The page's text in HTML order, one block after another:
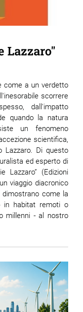
Lazzaro"
come a un verdetto
scorrere
dall'impatto
quando la natura
un fenomeno
scientifica,
Lazzaro. Di questo
ed esperto di
Lazzaro” (Edizioni
viaggio diacronico
come la
in habitat remoti o
millenni - al nostro